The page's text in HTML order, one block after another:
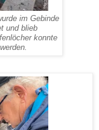
im Gebinde
und blieb
konnte